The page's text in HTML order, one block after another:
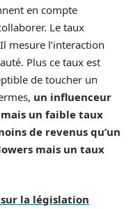
en compte
Le taux
mesure l’interaction
Plus ce taux est
de toucher un
un influenceur
un faible taux
de revenus qu’un
mais un taux
la législation